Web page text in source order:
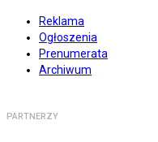
Reklama
Ogłoszenia
Prenumerata
Archiwum
PARTNERZY